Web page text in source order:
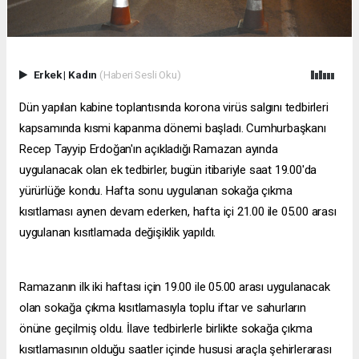
Erkek| Kadın (Haberi Sesli Oku)
Dün yapılan kabine toplantısında korona virüs salgını tedbirleri
kapsamında kısmi kapanma dönemi başladı. Cumhurbaşkanı
Recep Tayyip Erdoğan'ın açıkladığı Ramazan ayında
uygulanacak olan ek tedbirler, bugün itibariyle saat 19.00'da
yürürlüğe kondu. Hafta sonu uygulanan sokağa çıkma
kısıtlaması aynen devam ederken, hafta içi 21.00 ile 05.00 arası
uygulanan kısıtlamada değişiklik yapıldı.
Ramazanın ilk iki haftası için 19.00 ile 05.00 arası uygulanacak
olan sokağa çıkma kısıtlamasıyla toplu iftar ve sahurların
önüne geçilmiş oldu. İlave tedbirlerle birlikte sokağa çıkma
kısıtlamasının olduğu saatler içinde hususi araçla şehirlerarası